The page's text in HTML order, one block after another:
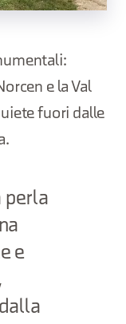
e la Val
fuori dalle
perla
e